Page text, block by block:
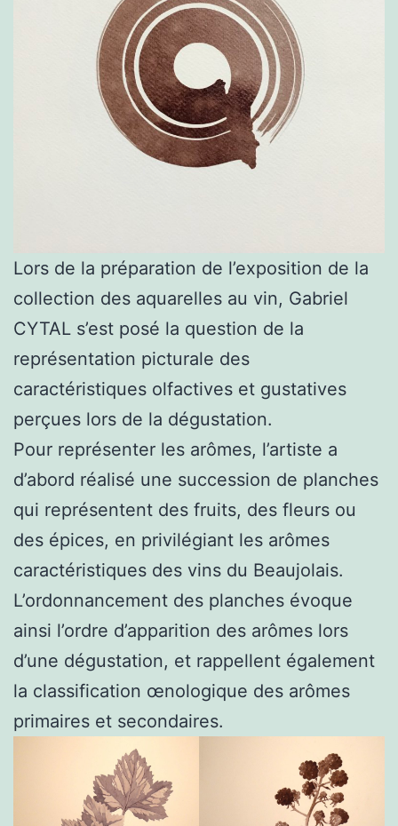
Lors de la préparation de l’exposition de la
collection des aquarelles au vin, Gabriel
CYTAL s’est posé la question de la
représentation picturale des
caractéristiques olfactives et gustatives
perçues lors de la dégustation.
Pour représenter les arômes, l’artiste a
d’abord réalisé une succession de planches
qui représentent des fruits, des fleurs ou
des épices, en privilégiant les arômes
caractéristiques des vins du Beaujolais.
L’ordonnancement des planches évoque
ainsi l’ordre d’apparition des arômes lors
d’une dégustation, et rappellent également
la classification œnologique des arômes
primaires et secondaires.